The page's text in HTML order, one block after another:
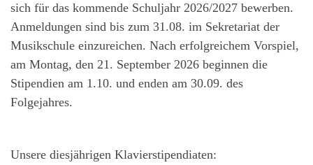
sich für das kommende Schuljahr 2026/2027 bewerben.
Anmeldungen sind bis zum 31.08. im Sekretariat der
Musikschule einzureichen. Nach erfolgreichem Vorspiel,
am Montag, den 21. September 2026 beginnen die
Stipendien am 1.10. und enden am 30.09. des
Folgejahres.
Unsere diesjährigen Klavierstipendiaten: